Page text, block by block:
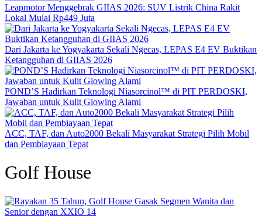
Leapmotor Menggebrak GIIAS 2026: SUV Listrik China Rakit
Lokal Mulai Rp449 Juta
Dari Jakarta ke Yogyakarta Sekali Ngecas, LEPAS E4 EV Buktikan
Ketangguhan di GIIAS 2026
POND’S Hadirkan Teknologi Niasorcinol™ di PIT PERDOSKI,
Jawaban untuk Kulit Glowing Alami
ACC, TAF, dan Auto2000 Bekali Masyarakat Strategi Pilih Mobil
dan Pembiayaan Tepat
Golf House